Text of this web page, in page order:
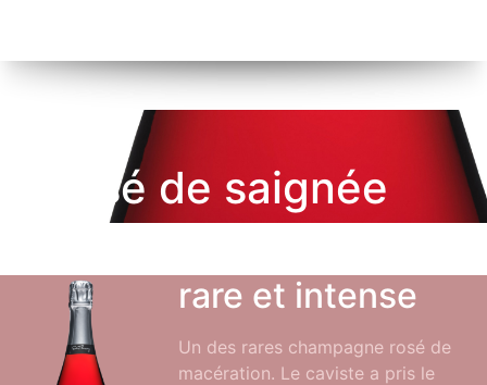
rosé de saignée
rare et intense
Un des rares champagne rosé de
macération. Le caviste a pris le